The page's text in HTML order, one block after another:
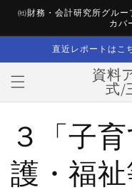
Skip to
㈳財務・会計研究所グ
カバ
直近レポートはこ
資料
式/
３「子
護・福祉